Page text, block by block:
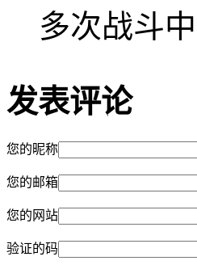
多次战斗
发表评论
您的昵称
您的邮箱
您的网站
验证的码